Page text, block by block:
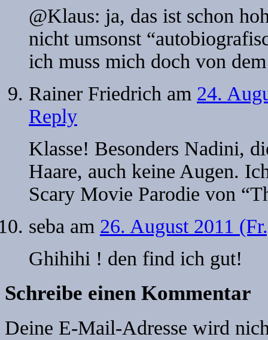
@Klaus: ja, das ist schon
nicht umsonst
ich muss mich doch von
Rainer Friedrich am 24.
Reply
Klasse! Besonders Nadini,
Haare, auch keine Augen.
Scary Movie Parodie von
seba am 26. August 2011
Ghihihi ! den find ich gut!
Schreibe einen Kommentar
Deine E-Mail-Adresse wird